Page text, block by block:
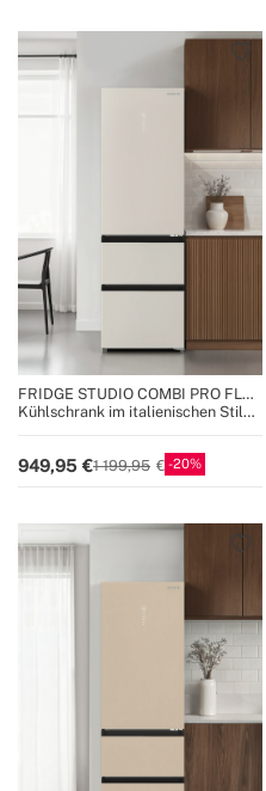
FRIDGE STUDIO COMBI PRO FLEX
401
Kühlschrank im italienischen Stil
949,95 1 199,95 20